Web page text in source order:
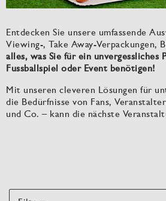
Entdecken Sie unsere umfassende
Viewing-, Take Away-Verpackungen,
alles, was Sie für ein unvergessliches
Fussballspiel oder Event benötigen!
Mit unseren cleveren Lösungen für
die Bedürfnisse von Fans,
und Co. – kann die nächste